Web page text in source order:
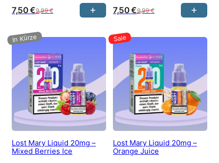
9,99€
7,50€ 9,99€
7,50€
Lost Mary Liquid 20mg –
Mixed Berries Ice
Lost Mary Liquid 20mg –
Orange Juice